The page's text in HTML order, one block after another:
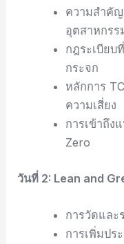
ความสำคั
อุตสาหกรร
กฎระเบียบ
กระจก
หลักการ
ความเสี่ยง
การเข้าถึง
Zero
วันที่ 2: Lean and
การวัดและ
การเพิ่มปร